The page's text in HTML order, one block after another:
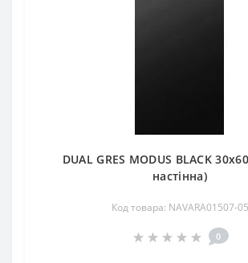
DUAL GRES MODUS BLACK
настінна)
Код товара: NAVARA01507-05
0